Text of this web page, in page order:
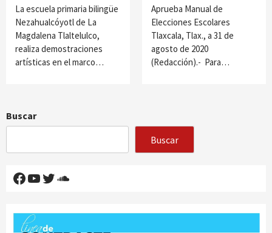
La escuela primaria bilingüe
Nezahualcóyotl de La
Magdalena Tlaltelulco,
realiza demostraciones
artísticas en el marco…
Aprueba Manual de
Elecciones Escolares
Tlaxcala, Tlax., a 31 de
agosto de 2020
(Redacción).- Para…
Buscar
Buscar
Facebook
YouTube
Twitter
SoundCloud